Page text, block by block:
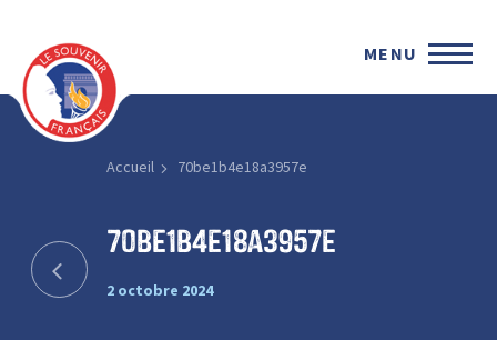
MENU
Accueil 70be1b4e18a3957e
70be1b4e18a3957e
2 octobre 2024